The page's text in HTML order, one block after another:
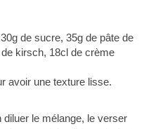
de sucre, 35g de pâte de
kirsch, 18cl de crème
avoir une texture lisse.
diluer le mélange, le verser